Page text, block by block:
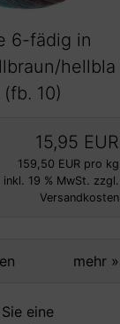
6-fädig in
hellbla
(fb. 10)
15,95 EUR
159,50 EUR pro kg
inkl. 19 % MwSt. zzgl.
Versandkosten
mehr »
eine